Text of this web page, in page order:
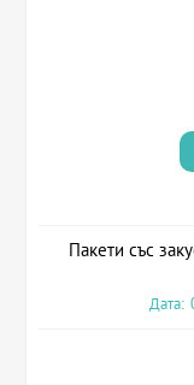
Пакети със
Дата: